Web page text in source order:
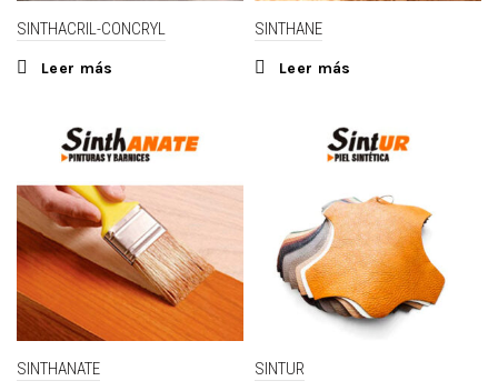
SINTHACRIL-CONCRYL
Leer más
SINTHANE
Leer más
SINTHANATE SINTUR